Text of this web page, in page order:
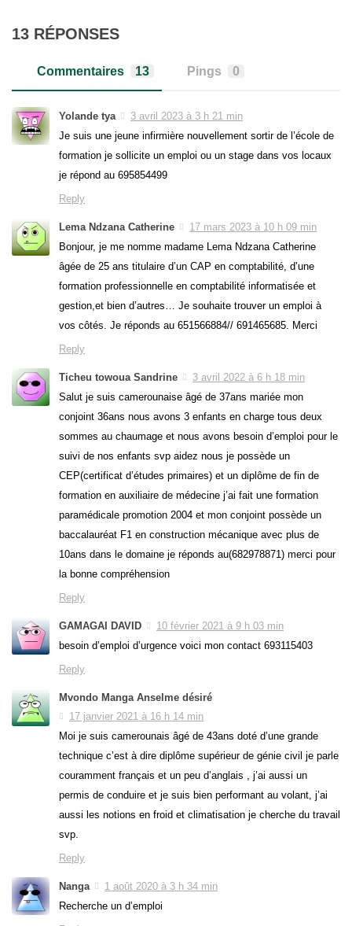
13 RÉPONSES
Commentaires 13 Pings 0
Yolande tya
3 avril 2023 à 3 h 21 min
Je suis une jeune infirmière nouvellement sortir de l’école de
formation je sollicite un emploi ou un stage dans vos locaux
je répond au 695854499
Reply
Lema Ndzana Catherine
17 mars 2023 à 10 h 09 min
Bonjour, je me nomme madame Lema Ndzana Catherine
âgée de 25 ans titulaire d’un CAP en comptabilité, d’une
formation professionnelle en comptabilité informatisée et
gestion,et bien d’autres… Je souhaite trouver un emploi à
vos côtés. Je réponds au 651566884// 691465685. Merci
Reply
Ticheu towoua Sandrine
3 avril 2022 à 6 h 18 min
Salut je suis camerounaise âgé de 37ans mariée mon
conjoint 36ans nous avons 3 enfants en charge tous deux
sommes au chaumage et nous avons besoin d’emploi pour le
suivi de nos enfants svp aidez nous je possède un
CEP(certificat d’études primaires) et un diplôme de fin de
formation en auxiliaire de médecine j’ai fait une formation
paramédicale promotion 2004 et mon conjoint possède un
baccalauréat F1 en construction mécanique avec plus de
10ans dans le domaine je réponds au(682978871) merci pour
la bonne compréhension
Reply
GAMAGAI DAVID
10 février 2021 à 9 h 03 min
besoin d’emploi d’urgence voici mon contact 693115403
Reply
Mvondo Manga Anselme désiré
17 janvier 2021 à 16 h 14 min
Moi je suis camerounais âgé de 43ans doté d’une grande
technique c’est à dire diplôme supérieur de génie civil je parle
couramment français et un peu d’anglais , j’ai aussi un
permis de conduire et je suis bien performant au volant, j’ai
aussi les notions en froid et climatisation je cherche du travail
svp.
Reply
Nanga
1 août 2020 à 3 h 34 min
Recherche un d’emploi